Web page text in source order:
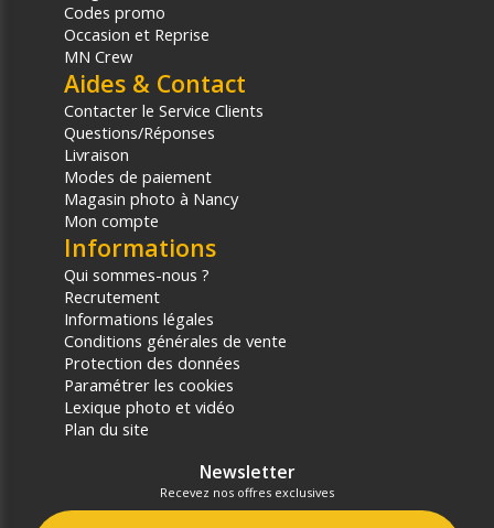
Codes promo
Occasion et Reprise
MN Crew
Aides & Contact
Contacter le Service Clients
Questions/Réponses
Livraison
Modes de paiement
Magasin photo à Nancy
Mon compte
Informations
Qui sommes-nous ?
Recrutement
Informations légales
Conditions générales de vente
Protection des données
Paramétrer les cookies
Lexique photo et vidéo
Plan du site
Newsletter
Recevez nos offres exclusives